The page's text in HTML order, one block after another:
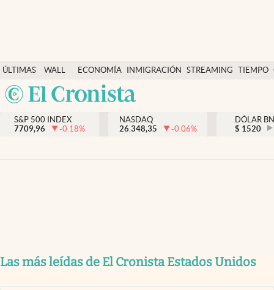
ÚLTIMAS
NOTICIAS
WALL
STREET
Y
DÓLAR
ECONOMÍA INMIGRACIÓN STREAMING TIEMPO
México
Finanzas y economía
Wall Street y dólar
Inmigración
PC y mobile
S&P 500 INDEX
7709,96
-0.18%
NASDAQ
26.348,35
-0.06%
DÓLAR
$ 1520
Las más leídas de El Cronista Estados Unidos